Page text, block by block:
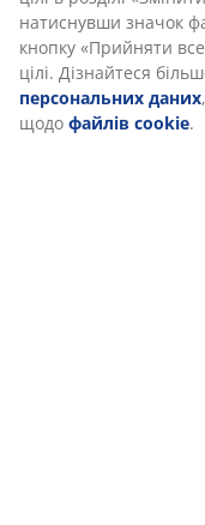
Відгуки
(23 )
Ми